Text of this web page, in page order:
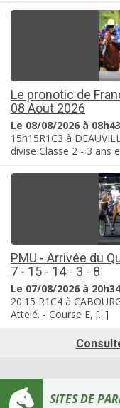
Le pronotic de
08 Aout 2026
Le 08/08/2026 à 08h43
15h15R1C3 à
divise Classe 2 - 3 ans
PMU - Arrivée du
7 - 15 - 14 - 3 - 8
Le 07/08/2026 à 20h34
20:15 R1C4 à
Attelé. - Course E, [...]
SITES DE